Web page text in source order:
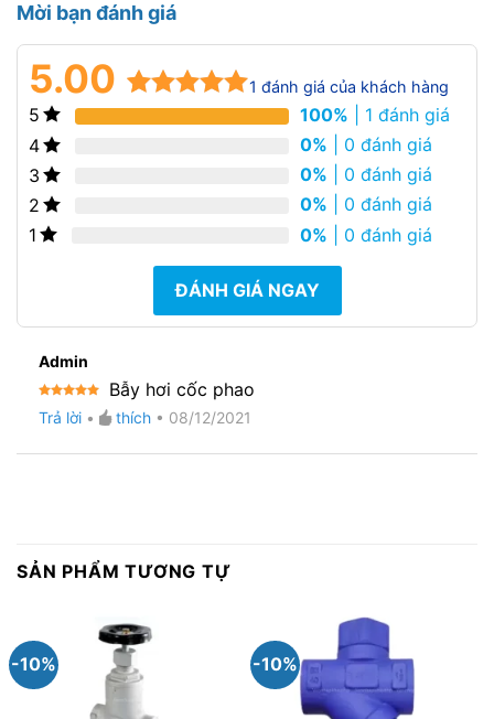
Mời bạn đánh giá
5.00 1 đánh giá của khách hàng
5 100% | 1 đánh giá
4
0% | 0 đánh giá
3
0% | 0 đánh giá
2
0% | 0 đánh giá
1
0% | 0 đánh giá
ĐÁNH GIÁ NGAY
Admin
Được xếp
hạng55
Bẫy hơi cốc phao
Trả lời • thích • 08/12/2021
SẢN PHẨM TƯƠNG TỰ
-10% -10%